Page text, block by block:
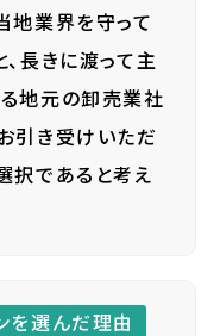
地業界を守って
、長きに渡って主
地元の卸売業社
引き受けいただ
択であると考え
を選んだ理由